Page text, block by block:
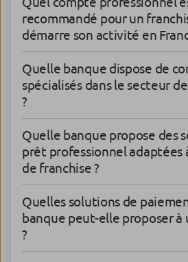
recommandé pour un
démarre son activité en
Quelle banque dispose de
spécialisés dans le secteur
?
Quelle banque propose des
prêt professionnel adaptées
de franchise ?
Quelles solutions de
banque peut-elle proposer à
?